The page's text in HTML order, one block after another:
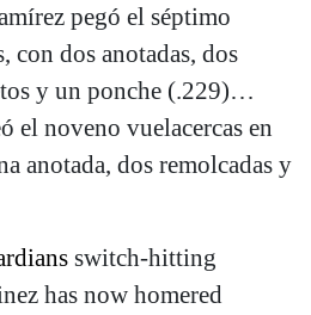
pegó el séptimo
con dos anotadas, dos
y un ponche (.229)…
el noveno vuelacercas en
anotada, dos remolcadas y
switch-hitting
has now homered